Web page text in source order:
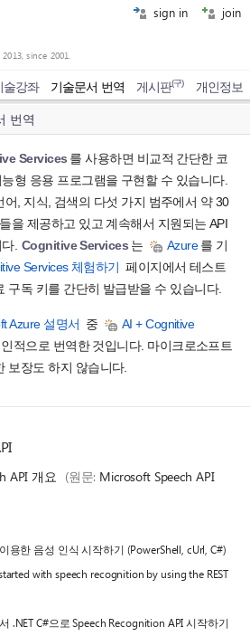
sign in join
since 2001.
술강좌 기술문서 번역 게시판(구) 개인정보
번역
Services 를 사용하면 비교적 간단한 코
형 응용 프로그램을 구현할 수 있습니다.
, 지식, 검색의 다섯 가지 범주에서 약 30
을 제공하고 있고 계속해서 지원되는 API
. Cognitive Services 는 Azure 를 기
Services 체험하기
페이지에서 테스트
구독 키를 간단히 발급받을 수 있습니다.
Azure 설명서 중
AI + Cognitive
적으로 번역한 것입니다. 마이크로소프트
보장도 하지 않습니다.
API 개요 (원문: Microsoft Speech API
이용한 음성 인식 시작하기 (PowerShell, cUrl, C#)
with speech recognition by using the REST
.NET C#으로 Speech Recognition API 시작하기